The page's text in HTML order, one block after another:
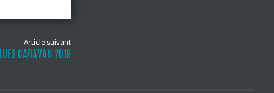
Article suivant
CARAVAN 2019